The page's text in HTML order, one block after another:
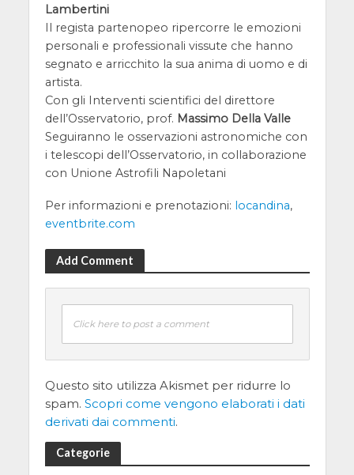
Lambertini
Il regista partenopeo ripercorre le emozioni
personali e professionali vissute che hanno
segnato e arricchito la sua anima di uomo e di
artista.
Con gli Interventi scientifici del direttore
dell’Osservatorio, prof. Massimo Della Valle
Seguiranno le osservazioni astronomiche con
i telescopi dell’Osservatorio, in collaborazione
con Unione Astrofili Napoletani
Per informazioni e prenotazioni: locandina,
eventbrite.com
Add Comment
Click here to post a comment
Questo sito utilizza Akismet per ridurre lo
spam. Scopri come vengono elaborati i dati
derivati dai commenti.
Categorie